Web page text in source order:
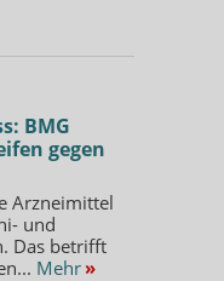
BMG
gegen
Arzneimittel
und
Das betrifft
Mehr »